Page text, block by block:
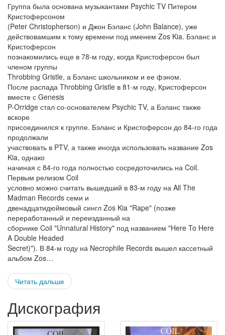
Группа была основана музыкантами Psychic TV Питером
Кристоферсоном
(Peter Christopherson) и Джон Бэланс (John Balance), уже
действовамшим к тому времени под именем Zos Kia. Бэланс и
Кристоферсон
познакомились еще в 78-м году, когда Кристоферсон был
членом группы
Throbbing Gristle, а Бэланс школьником и ее фэном.
После распада Throbbing Gristle в 81-м году, Кристоферсон
вместе с Genesis
P-Orridge стал со-основателем Psychic TV, а Бэланс также
вскоре
присоединился к группе. Бэланс и Кристоферсон до 84-го года
продолжали
участвовать в PTV, а также иногда использовать название Zos
Kia, однако
начиная с 84-го года полностью сосредоточились на Coil.
Первым релизом Coil
условно можно считать вышедший в 83-м году на All The
Madman Records семи и
двенадцатидюймовый сингл Zos Kia "Rape" (позже
переработанный и переизданный на
сборнике Coil "Unnatural History" под названием "Here To Here
A Double Headed
Secret)"). В 84-м году на Necrophile Records вышел кассетный
альбом Zos…
Читать дальше
Дискография